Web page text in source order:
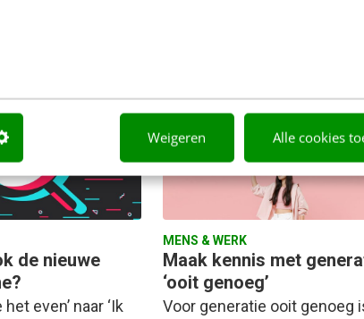
Weigeren Alle cookies
· 3 jaar geleden Nina Hartman· 3 jaar geleden
de nieuwe
even’ naar ‘Ik
MENS & WERK
Maak kennis met
‘ooit genoeg’
Voor generatie ooit genoeg